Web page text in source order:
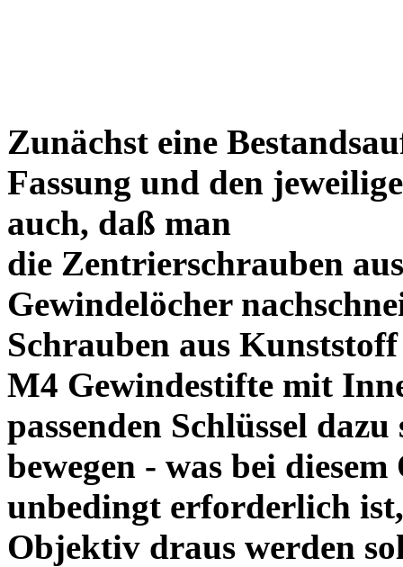
Zunächst eine
Fassung und den
auch, daß man
die Zentrierschrauben
Gewindelöcher
Schrauben aus
M4 Gewindestifte mit
passenden Schlüssel
bewegen - was bei
unbedingt erforderlich
Objektiv draus